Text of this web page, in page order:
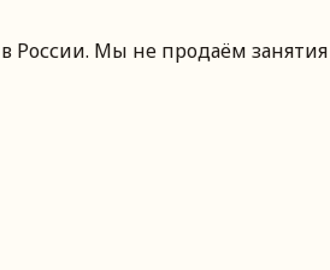
в России. Мы не продаём